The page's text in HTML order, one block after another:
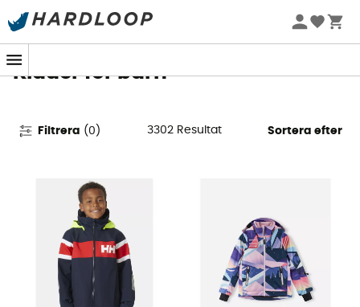
Sommarerbjudanden 🔥 -5 % EXTRA vid köp av 2 produkter*
Kläder för barn
Filtrera (0 ) 3302 Resultat Sortera efter